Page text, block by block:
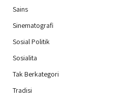
Sains
Sinematografi
Sosial Politik
Sosialita
Tak Berkategori
Tradisi